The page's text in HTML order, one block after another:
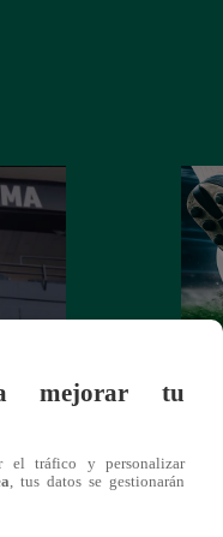
Peñamejorar tu
el tráfico y personalizar
, tus datos se gestionarán